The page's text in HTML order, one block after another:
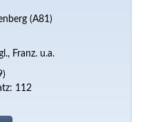
(A81)
Franz. u.a.
112